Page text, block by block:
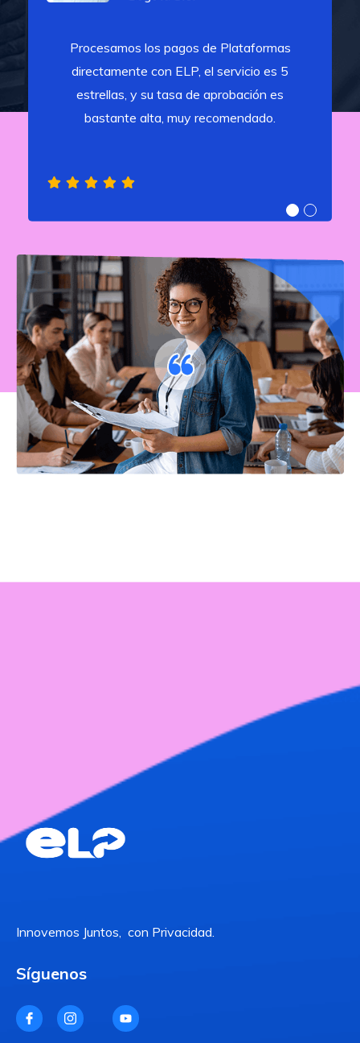
Procesamos los pagos de Plataformas
directamente con ELP, el servicio es 5
estrellas, y su tasa de aprobación es
bastante alta, muy recomendado.
Innovemos Juntos, con Privacidad.
Síguenos